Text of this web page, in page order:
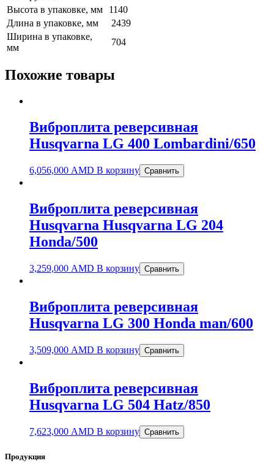
Высота в упаковке, мм
1140
Длина в упаковке, мм
2439
Ширина в упаковке,
мм
704
Похожие товары
Виброплита реверсивная
Husqvarna LG 400 Lombardini/650
6,056,000 AMD В корзину Сравнить
Виброплита реверсивная
Husqvarna Husqvarna LG 204
Honda/500
3,259,000 AMD В корзину Сравнить
Виброплита реверсивная
Husqvarna LG 300 Honda man/600
3,509,000 AMD В корзину Сравнить
Виброплита реверсивная
Husqvarna LG 504 Hatz/850
7,623,000 AMD В корзину Сравнить
Продукция